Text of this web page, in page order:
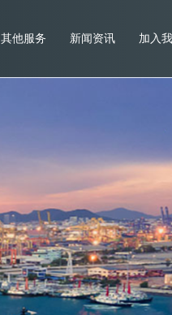
其他服务 新闻资讯 加入